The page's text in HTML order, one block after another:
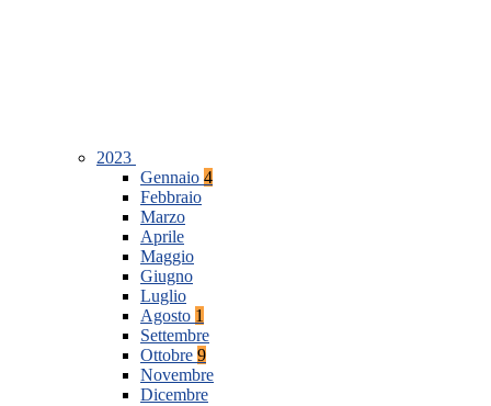
2023
Gennaio 4
Febbraio
Marzo
Aprile
Maggio
Giugno
Luglio
Agosto 1
Settembre
Ottobre 9
Novembre
Dicembre